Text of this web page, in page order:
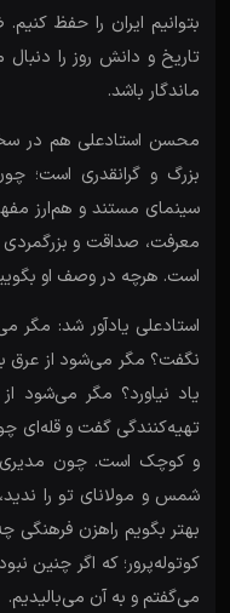
بتوانیم ایران را حفظ
تاریخ و دانش روز را
ماندگار باشد.
محسن استادعلی هم در
بزرگ و گرانقدری است؛
سینمای مستند و هم‌ارز
معرفت، صداقت و بزرگمردی
است. هرچه در وصف او
استادعلی یادآور شد: مگر
نگفت؟ مگر می‌شود از عرق
یاد نیاورد؟ مگر می‌شود
تهیه‌کنندگی گفت و قله‌ای
و کوچک است. چون مدیری
شمس و مولانای تو را
بهتر بگویم راهزن فرهنگی
کوتوله‌پرور؛ که اگر چنین
می‌گفتم و به آن می‌بالیدیم.